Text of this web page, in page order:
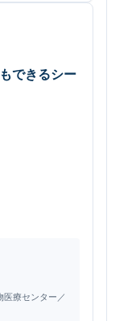
できるシー
医療センター／